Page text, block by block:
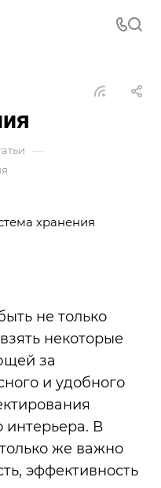
—
не только
некоторые
за
и удобного
В
же важно
эффективность